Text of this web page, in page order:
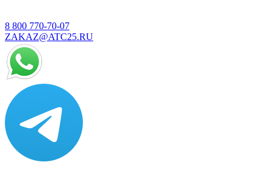
8 800 770-70-07
ZAKAZ@ATC25.RU